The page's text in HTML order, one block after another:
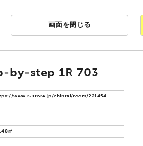
画面を閉じる
by-step 1R 703
www.r-store.jp/chintai/room/221454
㎡